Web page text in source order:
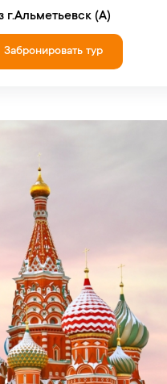
г.Альметьевск (А)
Забронировать тур